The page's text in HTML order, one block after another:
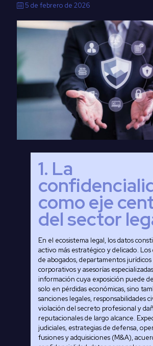
5 de febrero de 2026
1. La
como eje
del sector
En el ecosistema legal, los datos
activo más estratégico y delicado. Los
de abogados, departamentos jurídicos
corporativos y asesorías
información cuya exposición puede
solo en pérdidas económicas, sino
sanciones legales, responsabilidades
violación del secreto profesional y
reputacionales de largo alcance.
judiciales, estrategias de defensa,
fusiones y adquisiciones (M&A),